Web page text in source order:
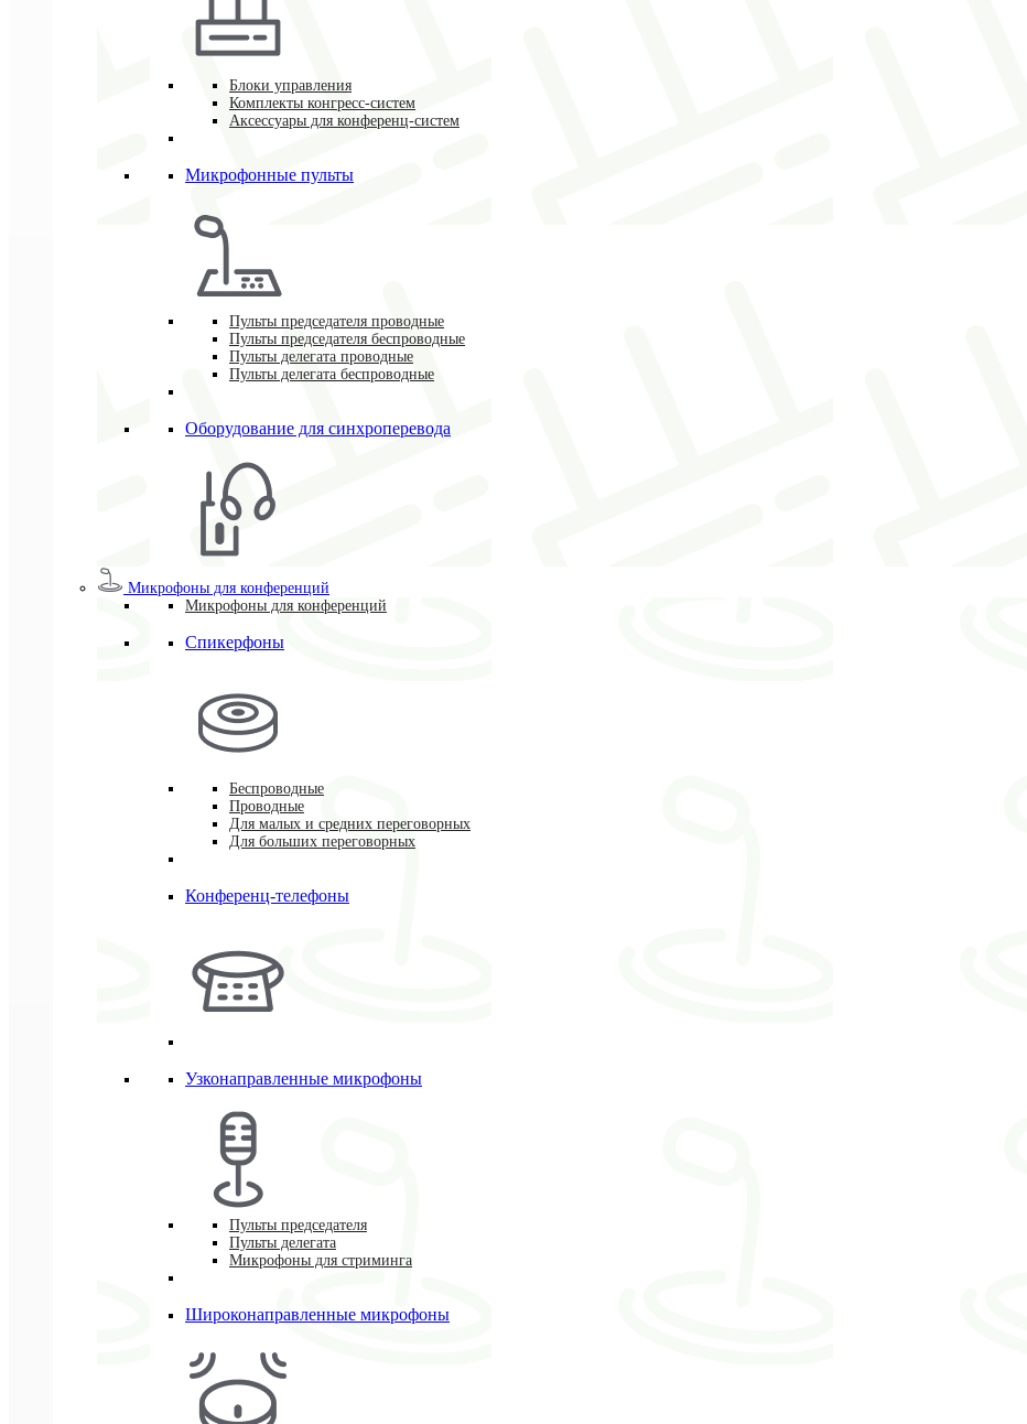
Блоки управления
Комплекты конгресс-систем
Аксессуары для конференц-систем
Микрофонные пульты
Пульты председателя проводные
Пульты председателя беспроводные
Пульты делегата проводные
Пульты делегата беспроводные
Оборудование для синхроперевода
Микрофоны для конференций
Микрофоны для конференций
Спикерфоны
Беспроводные
Проводные
Для малых и средних переговорных
Для больших переговорных
Конференц-телефоны
Узконаправленные микрофоны
Пульты председателя
Пульты делегата
Микрофоны для стриминга
Широконаправленные микрофоны